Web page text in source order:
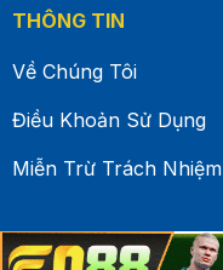
THÔNG TIN
Về Chúng Tôi
Điều Khoản Sử Dụng
Miễn Trừ Trách Nhiệm
TIỆN ÍCH